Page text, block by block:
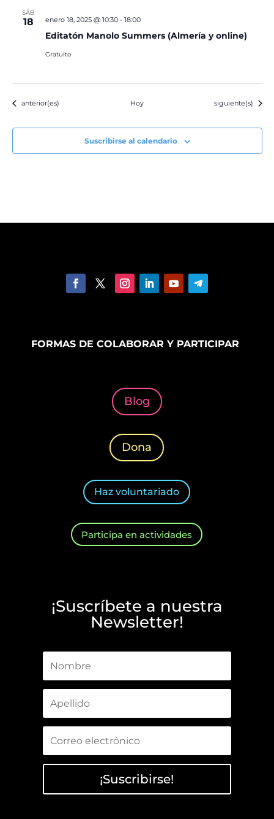
SÁB
18
Editatón Manolo Summers (Almería y online)
enero 18, 2025 @ 10:30- 18:00
Gratuito
Eventos
anterior(es) Hoy Eventos
siguiente(s)
Suscribirse al calendario
FORMAS DE COLABORAR Y PARTICIPAR
Blog
Dona
Haz voluntariado
Participa en actividades
¡Suscríbete a nuestra
Newsletter!
¡Suscribirse!